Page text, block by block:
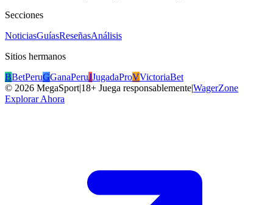
Secciones
NoticiasGuíasReseñasAnálisis
Sitios hermanos
BBetPeruGGanaPeruJJugadaProVVictoriaBet
© 2026 MegaSport|18+ Juega responsablemente|WagerZone
Explorar Ahora